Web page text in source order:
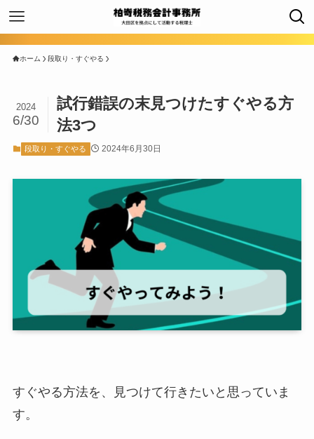
ホーム 段取り・すぐやる
試行錯誤の末見つけたすぐやる方
法3つ
2024
6/30
段取り・すぐやる 2024年6月30日
すぐやる方法を、見つけて行きたいと思っていま
す。